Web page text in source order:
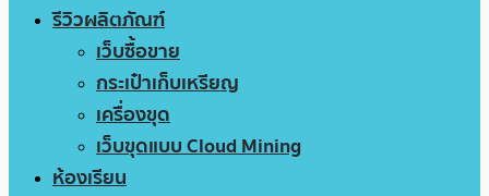
รีวิวผลิตภัณฑ์
เว็บซื้อขาย
กระเป๋าเก็บเหรียญ
เครื่องขุด
เว็บขุดแบบ Cloud Mining
ห้องเรียน